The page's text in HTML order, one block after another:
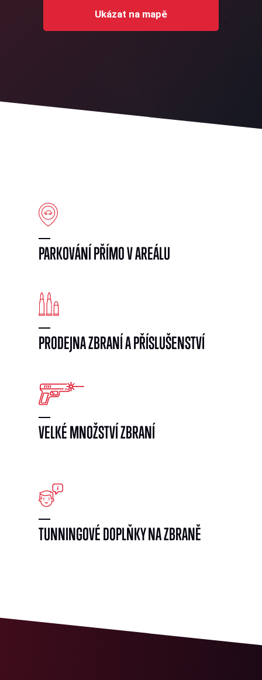
Ukázat na mapě
PARKOVÁNÍ PŘÍMO V AREÁLU
PRODEJNA ZBRANÍ A PŘÍSLUŠENSTVÍ
VELKÉ MNOŽSTVÍ ZBRANÍ
TUNNINGOVÉ DOPLŇKY NA ZBRANĚ